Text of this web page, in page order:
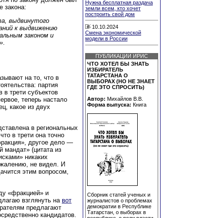
закона:
выдвинутого
к выдвижению
законом и
.
на то, что в
партия
трети субъектов
теперь настало
какое из двух
в региональных
в трети она точно
другое дело —
мандат» (цитата из
никаких
не видел. И
этим вопросом,
«фракцией» и
взглянуть на вот
предлагают
кандидатов.
Нужна бесплатная раздача
земли всем, кто хочет
построить свой дом
10.10.2024
Смена экономической
модели в России
ПУБЛИКАЦИИ ИРИС
ЧТО ХОТЕЛ БЫ ЗНАТЬ
ИЗБИРАТЕЛЬ
ТАТАРСТАНА О
ВЫБОРАХ (НО НЕ ЗНАЕТ
ГДЕ ЭТО СПРОСИТЬ)
Автор: Михайлов В.В.
Форма выпуска: Книга
Сборник статей ученых и
журналистов о проблемах
демократии в Республике
Татарстан, о выборах в